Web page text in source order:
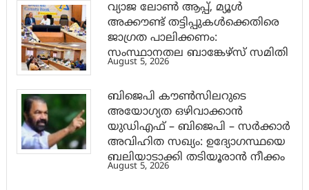
വ്യാജ ലോൺ ആപ്പ്, മ്യൂൾ
അക്കൗണ്ട് തട്ടിപ്പുകൾക്കെതിരെ
ജാ​ഗ്രത പാലിക്കണം:
സംസ്ഥാനതല ബാങ്കേഴ്സ് സമിതി
August 5, 2026
ബിജെപി കൗൺസിലറുടെ
അയോഗ്യത ഒഴിവാക്കാൻ
യുഡിഎഫ് – ബിജെപി – സർക്കാർ
അവിഹിത സഖ്യം: ഉദ്യോഗസ്ഥയെ
ബലിയാടാക്കി തടിയൂരാൻ നീക്കം
August 5, 2026